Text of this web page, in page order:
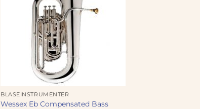
BLÅSEINSTRUMENTER
Wessex Eb Compensated Bass